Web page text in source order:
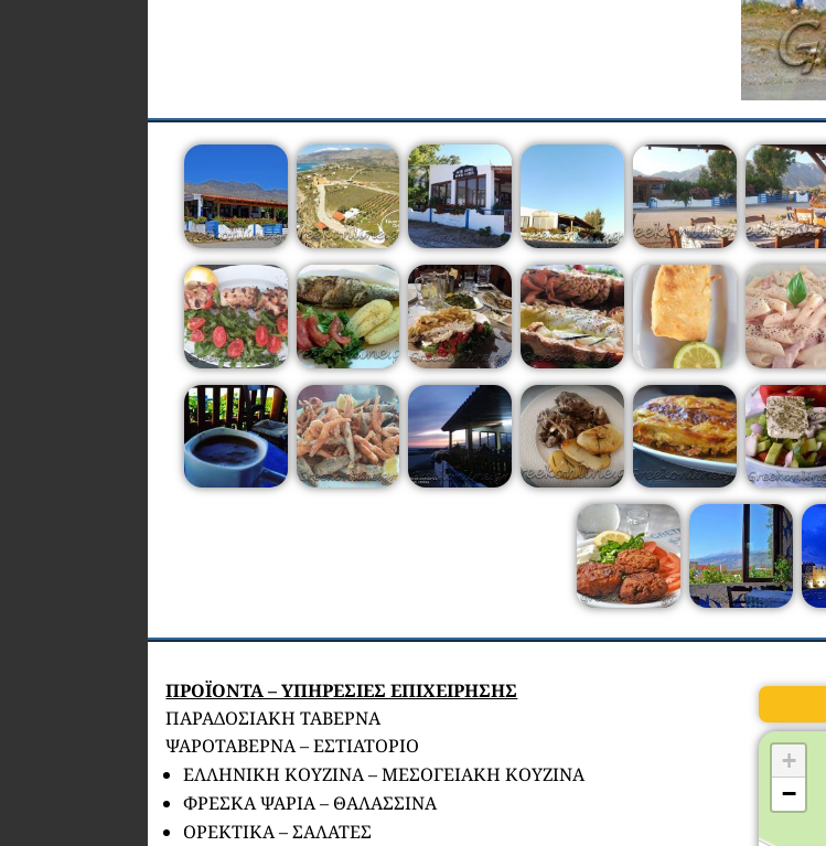
ΠΡΟΪΟΝΤΑ – ΥΠΗΡΕΣΙΕΣ ΕΠΙΧΕΙΡΗΣΗΣ
ΠΑΡΑΔΟΣΙΑΚΗ ΤΑΒΕΡΝΑ
ΨΑΡΟΤΑΒΕΡΝΑ – ΕΣΤΙΑΤΟΡΙΟ
ΕΛΛΗΝΙΚΗ ΚΟΥΖΙΝΑ – ΜΕΣΟΓΕΙΑΚΗ ΚΟΥΖΙΝΑ
ΦΡΕΣΚΑ ΨΑΡΙΑ – ΘΑΛΑΣΣΙΝΑ
ΟΡΕΚΤΙΚΑ – ΣΑΛΑΤΕΣ
+
−